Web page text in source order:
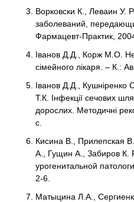
Ворковски К., Леваин У.
заболеваний,
Фармацевт-Практик,
Іванов Д.Д., Корж М.О.
сімейного лікаря. – К.:
Іванов Д.Д., Кушніренко
Т.К. Інфекції сечових
дорослих. Методичні
с.
Кисина В., Прилепская
А., Гущин А., Забиров К.
урогенитальной
2-6.
Матыцина Л.А.,